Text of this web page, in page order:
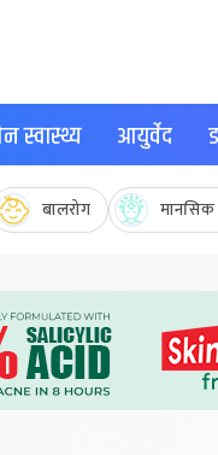
स्वास्थ्य आयुर्वेद
बालरोग मानसिक